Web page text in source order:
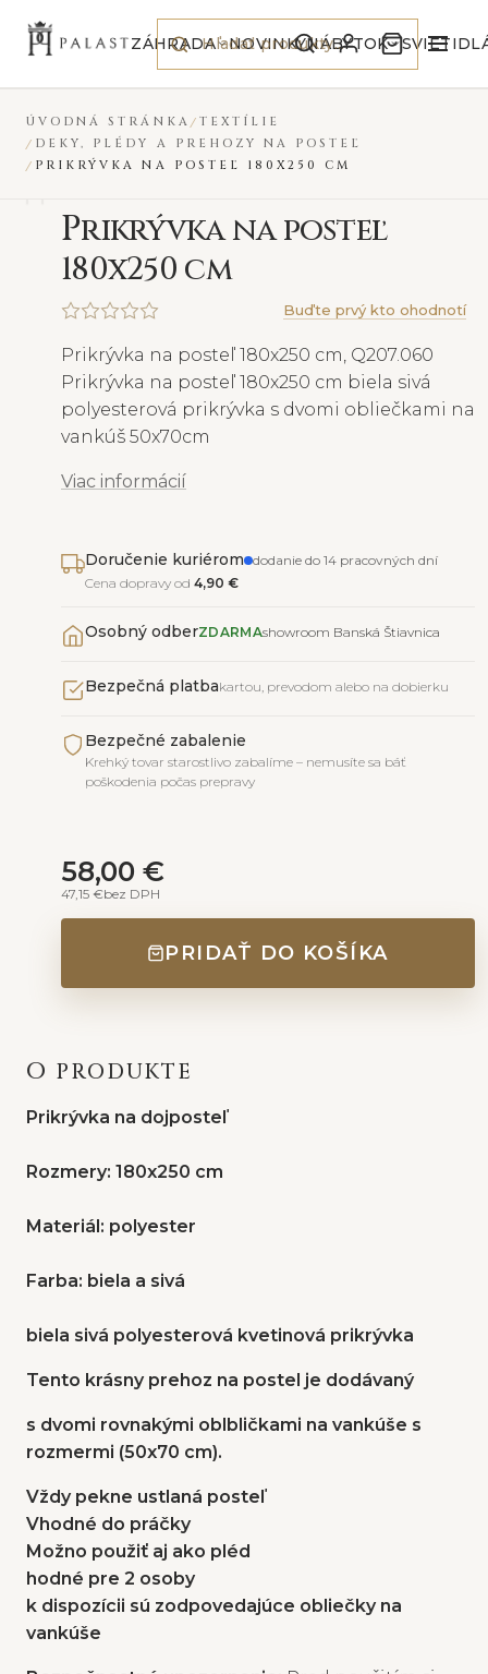
Preskočiť na obsah
ZÁHRADA NOVINKYNÁBYTOK
ÚVODNÁ STRÁNKA
TEXTÍLIE
DEKY, PLÉDY A PREHOZY NA POSTEĽ
PRIKRÝVKA NA POSTEĽ 180X250 CM
Prikrývka na posteľ
180x250 cm
Buďte prvý kto ohodnotí
Prikrývka na posteľ 180x250 cm, Q207.060
Prikrývka na posteľ 180x250 cm biela sivá
polyesterová prikrývka s dvomi obliečkami na
vankúš 50x70cm
Viac informácií
Doručenie kuriérom dodanie do 14 pracovných dní
Cena dopravy od 4,90 €
Osobný odberZDARMAshowroom Banská Štiavnica
Bezpečná platbakartou, prevodom alebo na dobierku
Bezpečné zabalenie
Krehký tovar starostlivo zabalíme – nemusíte sa báť
poškodenia počas prepravy
58,00 €
47,15 €bez DPH
PRIDAŤ DO KOŠÍKA
O PRODUKTE
Prikrývka na dojposteľ
Rozmery: 180x250 cm
Materiál: polyester
Farba: biela a sivá
biela sivá polyesterová kvetinová prikrývka
Tento krásny prehoz na postel je dodávaný
s dvomi rovnakými oblbličkami na vankúše s
rozmermi (50x70 cm).
Vždy pekne ustlaná posteľ
Vhodné do práčky
Možno použiť aj ako pléd
hodné pre 2 osoby
k dispozícii sú zodpovedajúce obliečky na
vankúše
NOVINKA
VYPREDANÉ